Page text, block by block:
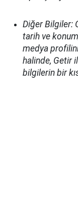
Diğer Bilgiler:
tarih ve
medya
halinde, Getir
bilgilerin bir